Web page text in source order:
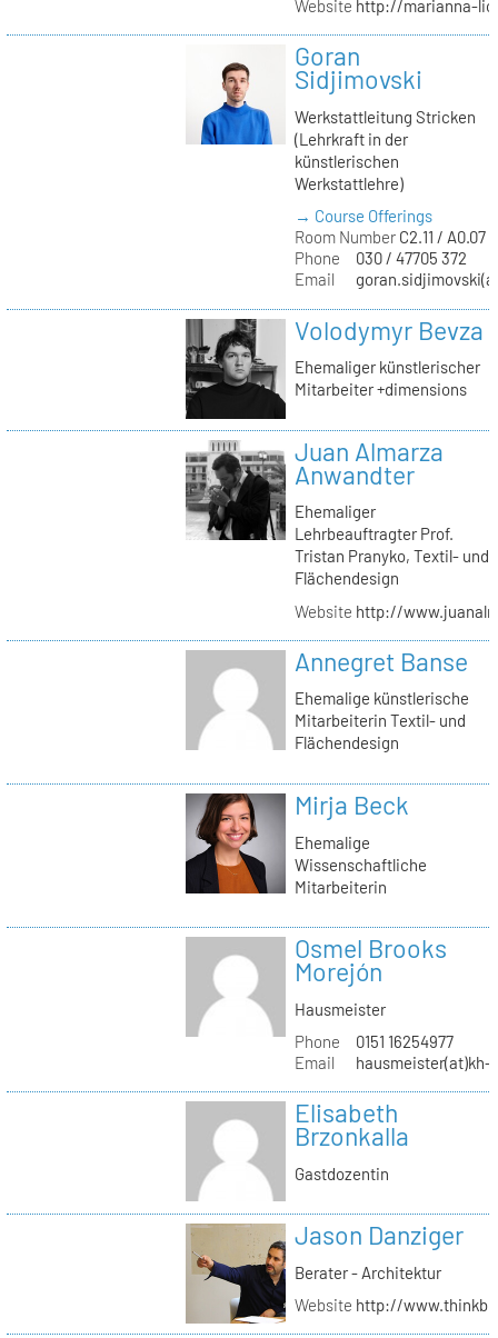
Website http://marianna-
Goran
Sidjimovski
Werkstattleitung Stricken
(Lehrkraft in der
künstlerischen
Werkstattlehre)
→ Course Offerings
Room NumberC2.11 / A0.07
Phone
030 / 47705 372
Email
Volodymyr Bevza
Ehemaliger künstlerischer
Mitarbeiter +dimensions
Juan Almarza
Anwandter
Ehemaliger
Lehrbeauftragter Prof.
Tristan Pranyko, Textil- und
Flächendesign
Website http://
Annegret Banse
Ehemalige künstlerische
Mitarbeiterin Textil- und
Flächendesign
Mirja Beck
Ehemalige
Wissenschaftliche
Mitarbeiterin
Osmel Brooks
Morejón
Hausmeister
Phone
0151 16254977
Email
hausmeister(at)kh-
Elisabeth
Brzonkalla
Gastdozentin
Jason Danziger
Berater - Architektur
Website http://